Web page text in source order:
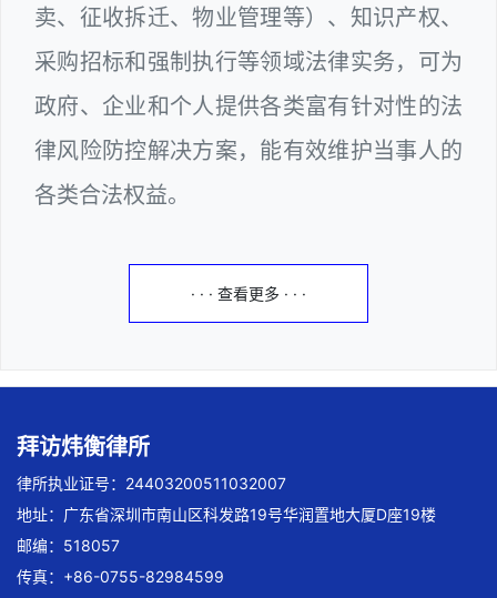
卖、征收拆迁、物业管理等）、知识产权、
采购招标和强制执行等领域法律实务，可为
政府、企业和个人提供各类富有针对性的法
律风险防控解决方案，能有效维护当事人的
各类合法权益。
· · · 查看更多 · · ·
拜访炜衡律所
律所执业证号：24403200511032007
地址：广东省深圳市南山区科发路19号华润置地大厦D座19楼
邮编：518057
传真：+86-0755-82984599